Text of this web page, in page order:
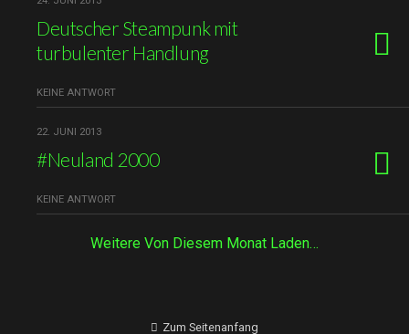
Deutscher Steampunk mit
turbulenter Handlung
KEINE ANTWORT
22. JUNI 2013
#Neuland 2000
KEINE ANTWORT
Weitere Von Diesem Monat Laden…
Zum Seitenanfang